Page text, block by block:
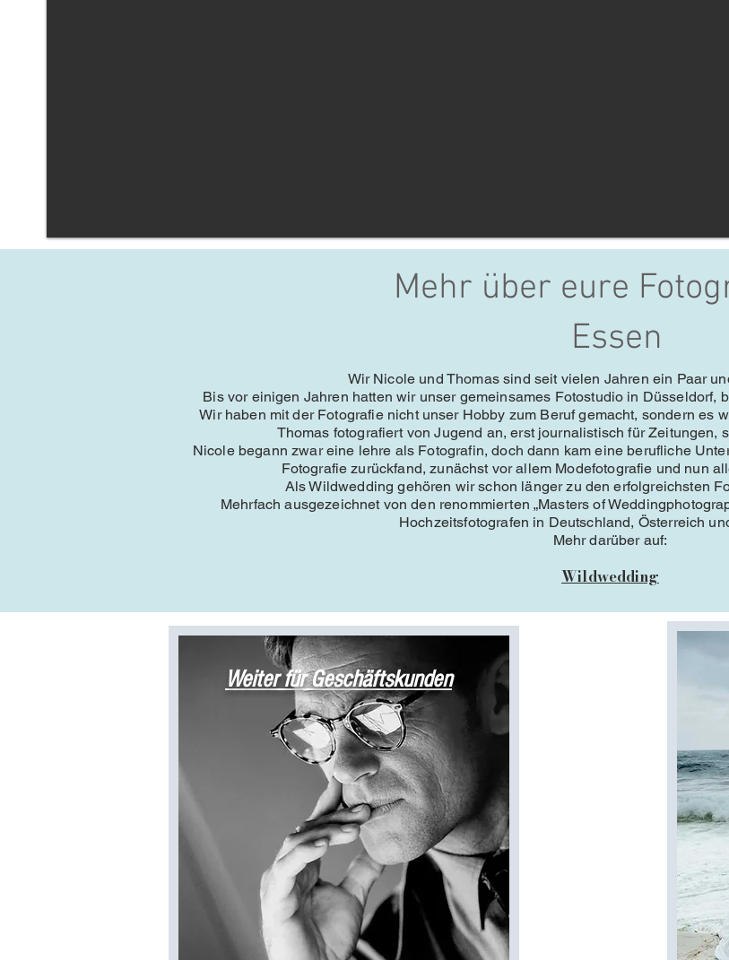
Mehr über eure
Essen
Wir Nicole und Thomas sind seit vielen Jahren ein Paar
Bis vor einigen Jahren hatten wir unser gemeinsames Fotostudio in Düsseldorf,
Wir haben mit der Fotografie nicht unser Hobby zum Beruf gemacht, sondern es
Thomas fotografiert von Jugend an, erst journalistisch für Zeitungen,
Nicole begann zwar eine lehre als Fotografin, doch dann kam eine berufliche
Fotografie zurückfand, zunächst vor allem Modefotografie und nun
Als Wildwedding gehören wir schon länger zu den erfolgreichsten
Mehrfach ausgezeichnet von den renommierten „Masters of
Hochzeitsfotografen in Deutschland, Österreich
Mehr darüber auf:
Wildwedding
Weiter für Geschäftskunden